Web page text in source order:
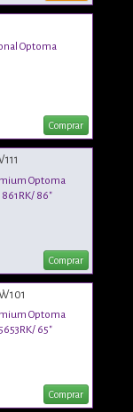
Optoma
Comprar
Optoma
86"
Comprar
Optoma
65"
Comprar